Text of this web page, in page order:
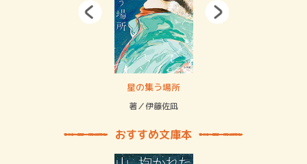
星の集う場所
著／伊藤佐凪
おすすめ文庫本